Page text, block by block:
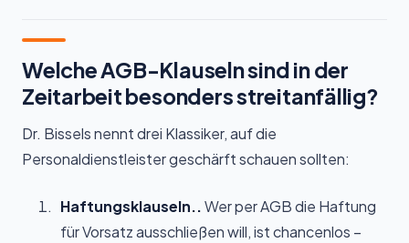
Welche AGB-Klauseln sind in der
Zeitarbeit besonders streitanfällig?
Dr. Bissels nennt drei Klassiker, auf die
Personaldienstleister geschärft schauen sollten:
Haftungsklauseln..Wer per AGB die Haftung
für Vorsatz ausschließen will, ist chancenlos –